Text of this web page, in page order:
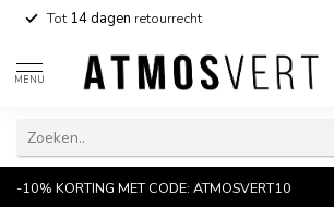
Tot14 dagen retourrecht
MENU
-10% KORTING MET CODE: ATMOSVERT10